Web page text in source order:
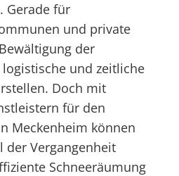
Gerade für
und private
der
und zeitliche
Doch mit
für den
Meckenheim können
der Vergangenheit
Schneeräumung